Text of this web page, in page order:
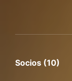
Socios (10)